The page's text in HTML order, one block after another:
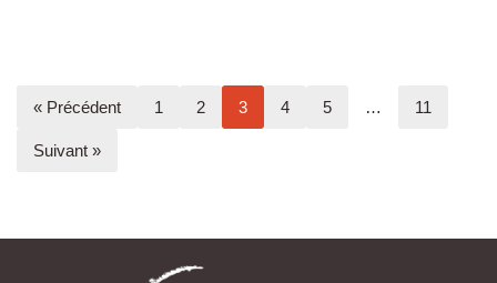
« Précédent 1 2 3 4 5 … 11
Suivant »